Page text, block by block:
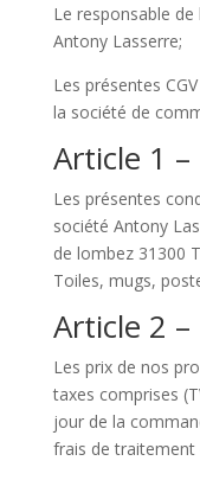
Le responsable
Antony Lasserre;
Les présentes
la société de
Article 1
Les présentes
société Antony
de lombez 31300
Toiles, mugs,
Article 2 –
Les prix de nos
taxes comprises
jour de la
frais de traitement